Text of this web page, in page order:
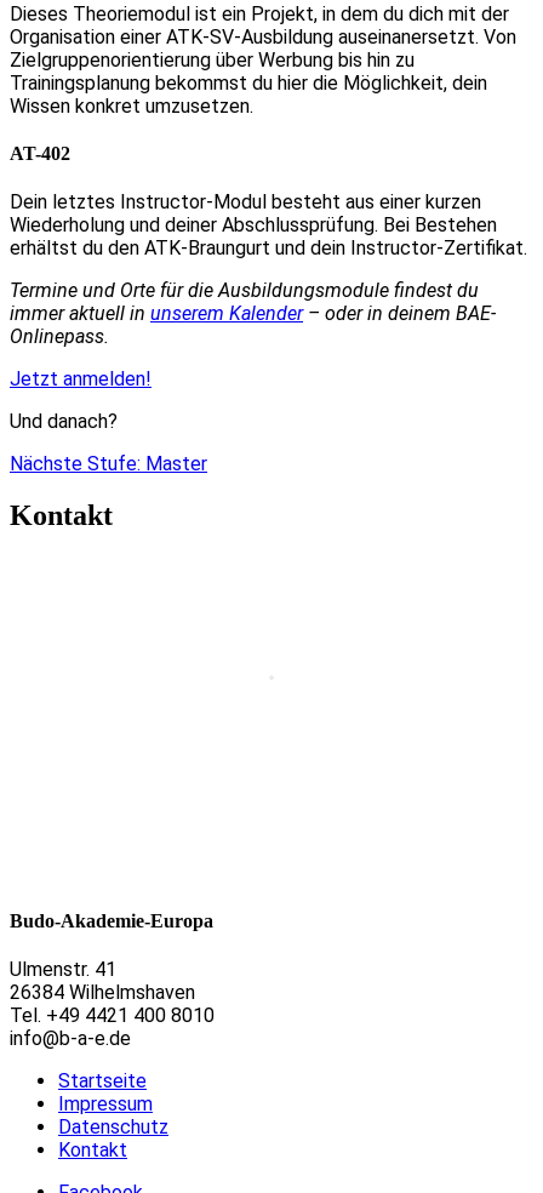
Dieses Theoriemodul ist ein Projekt, in dem du dich mit der
Organisation einer ATK-SV-Ausbildung auseinanersetzt. Von
Zielgruppenorientierung über Werbung bis hin zu
Trainingsplanung bekommst du hier die Möglichkeit, dein
Wissen konkret umzusetzen.
AT-402
Dein letztes Instructor-Modul besteht aus einer kurzen
Wiederholung und deiner Abschlussprüfung. Bei Bestehen
erhältst du den ATK-Braungurt und dein Instructor-Zertifikat.
Termine und Orte für die Ausbildungsmodule findest du
immer aktuell in unserem Kalender– oder in deinem BAE-
Onlinepass.
Jetzt anmelden!
Und danach?
Nächste Stufe: Master
Kontakt
Budo-Akademie-Europa
Ulmenstr. 41
26384 Wilhelmshaven
Tel. +49 4421 400 8010
info@b-a-e.de
Startseite
Impressum
Datenschutz
Kontakt